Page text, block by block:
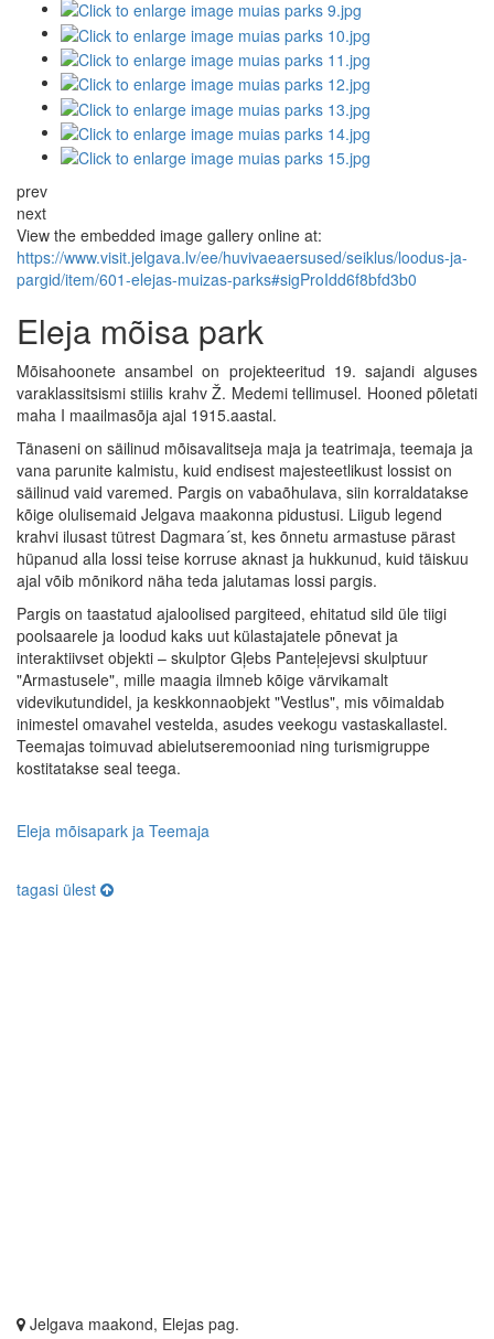
prev
next
View the embedded image gallery online at:
https://www.visit.jelgava.lv/ee/huvivaeaersused/seiklus/loodus-ja-
pargid/item/601-elejas-muizas-parks#sigProIdd6f8bfd3b0
Eleja mõisa park
Mõisahoonete ansambel on projekteeritud 19. sajandi alguses
varaklassitsismi stiilis krahv Ž. Medemi tellimusel. Hooned põletati
maha I maailmasõja ajal 1915.aastal.
Tänaseni on säilinud mõisavalitseja maja ja teatrimaja, teemaja ja
vana parunite kalmistu, kuid endisest majesteetlikust lossist on
säilinud vaid varemed. Pargis on vabaõhulava, siin korraldatakse
kõige olulisemaid Jelgava maakonna pidustusi. Liigub legend
krahvi ilusast tütrest Dagmara´st, kes õnnetu armastuse pärast
hüpanud alla lossi teise korruse aknast ja hukkunud, kuid täiskuu
ajal võib mõnikord näha teda jalutamas lossi pargis.
Pargis on taastatud ajaloolised pargiteed, ehitatud sild üle tiigi
poolsaarele ja loodud kaks uut külastajatele põnevat ja
interaktiivset objekti – skulptor Gļebs Panteļejevsi skulptuur
"Armastusele", mille maagia ilmneb kõige värvikamalt
videvikutundidel, ja keskkonnaobjekt "Vestlus", mis võimaldab
inimestel omavahel vestelda, asudes veekogu vastaskallastel.
Teemajas toimuvad abielutseremooniad ning turismigruppe
kostitatakse seal teega.
Eleja mõisapark ja Teemaja
tagasi ülest
Jelgava maakond, Elejas pag.